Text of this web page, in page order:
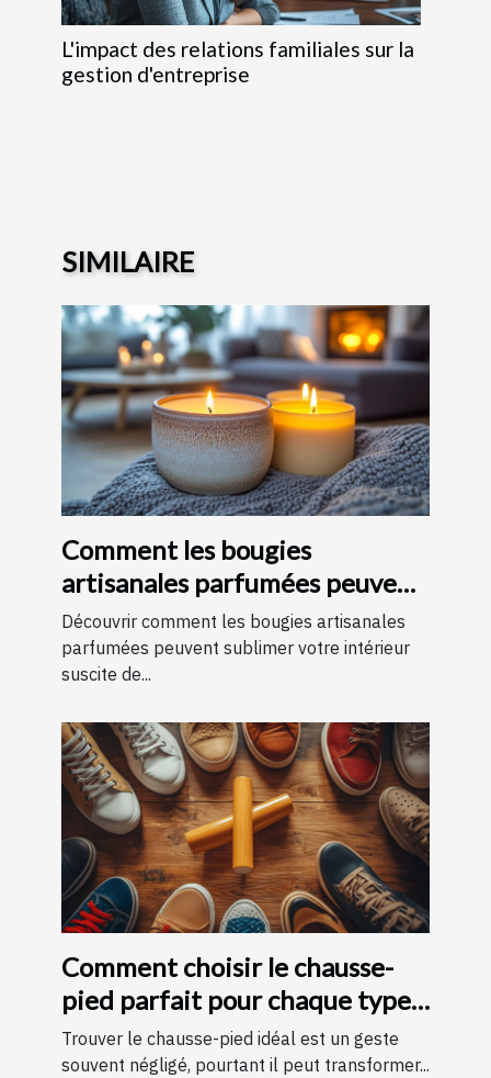
L'impact des relations familiales sur la
gestion d'entreprise
SIMILAIRE
Comment les bougies
artisanales parfumées peuvent
améliorer votre intérieur
Découvrir comment les bougies artisanales
parfumées peuvent sublimer votre intérieur
suscite de...
Comment choisir le chausse-
pied parfait pour chaque type
de chaussure
Trouver le chausse-pied idéal est un geste
souvent négligé, pourtant il peut transformer...